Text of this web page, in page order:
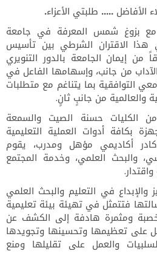
الأفاضل ..... طلبتي الأعزاء.
مع بزوغ شمس المعرفة في جامعة
1991، ويأتي هذا الاقتران الشرطي بين تأسيس
من إيمان الجامعة بالدور التنويري
من جانب، وإسهامها الفاعل في
التوافقية بما يتناغم مع متطلبات
والعالمية من جانبٍ ثانٍ.
الكليات حسنة الصيت والسمعة
بكافة أدوات العملية التعليمية
أكاديمي مؤهل ومدرب، يقوم
والبحث العلمي، وخدمة المجتمع
والإبداع في التعليم والبحث العلمي
فتتمثل في تهيئة بيئة تعليمية
ومثمرة هادفة إلى الكشف عن
على تعظيمها وتحسينها وتجويدها
والعمل على تقليلها ومنع